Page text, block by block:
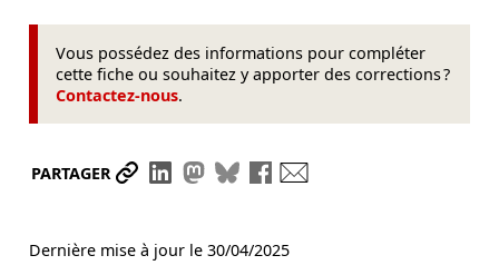
Vous possédez des informations pour compléter
cette fiche ou souhaitez y apporter des corrections ?
Contactez-nous.
PARTAGER Partager le lien
Partager sur LinkedIn
Partager sur Mastodon
Partager sur Bluesky
Partager sur Facebook
Dernière mise à jour le 30/04/2025